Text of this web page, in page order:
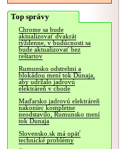
Top správy
Chrome sa bude
aktualizovať dvakrát
týždenne, v budúcnosti sa
bude aktualizovať bez
reštartov
Rumunsko odstrelmi a
blokádou mení tok Dunaja,
aby udržalo jadrovú
elektráreň v chode
Maďarsko jadrovú elektráreň
nakoniec kompletne
neodstavilo, Rumunsko mení
tok Dunaja
Slovensko.sk má opäť
technické problémy